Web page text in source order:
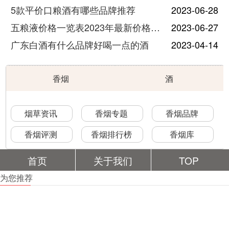
5款平价口粮酒有哪些品牌推荐
2023-06-28
五粮液价格一览表2023年最新价格及图片
2023-06-27
广东白酒有什么品牌好喝一点的酒
2023-04-14
香烟 酒
烟草资讯 香烟专题
香烟品牌
香烟评测
香烟排行榜 香烟库
首页 关于我们 TOP
为您推荐